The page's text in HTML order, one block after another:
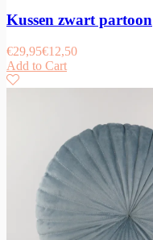
Kussen zwart partoon
€29,95€12,50
Add to Cart